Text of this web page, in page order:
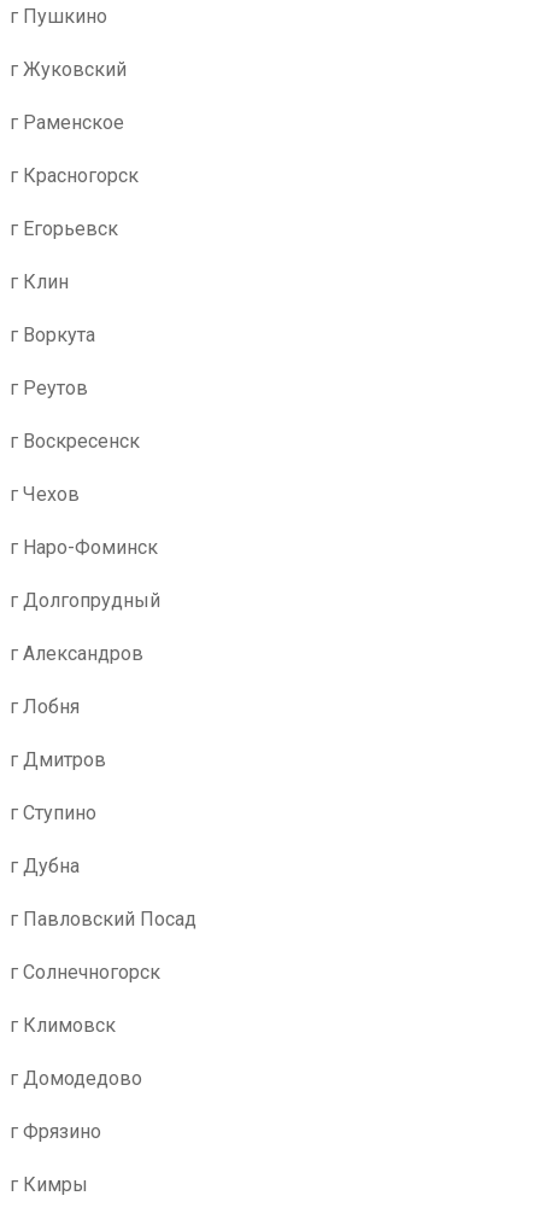
г Пушкино
г Жуковский
г Раменское
г Красногорск
г Егорьевск
г Клин
г Воркута
г Реутов
г Воскресенск
г Чехов
г Наро-Фоминск
г Долгопрудный
г Александров
г Лобня
г Дмитров
г Ступино
г Дубна
г Павловский Посад
г Солнечногорск
г Климовск
г Домодедово
г Фрязино
г Кимры